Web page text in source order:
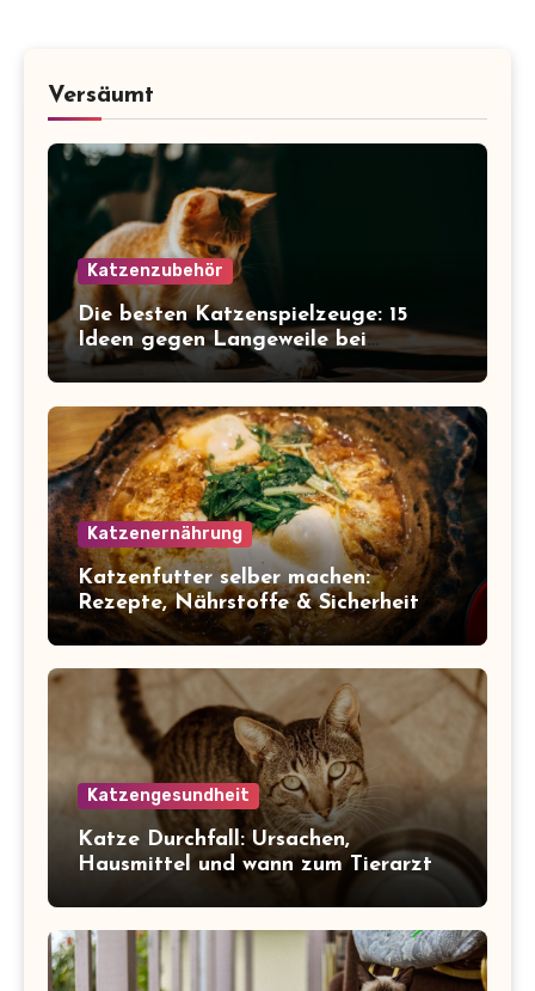
Versäumt
Katzenzubehör
Die besten Katzenspielzeuge: 15
Ideen gegen Langeweile bei
Wohnungskatzen
Katzenernährung
Katzenfutter selber machen:
Rezepte, Nährstoffe & Sicherheit
Katzengesundheit
Katze Durchfall: Ursachen,
Hausmittel und wann zum Tierarzt